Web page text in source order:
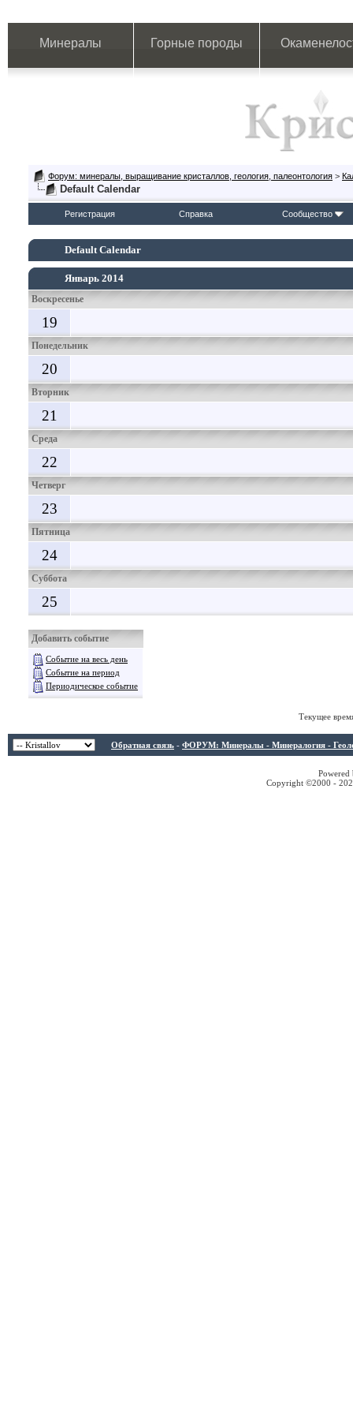
Минералы Горные породы
Форум: минералы, выращивание кристаллов, геология, палеонтология >
Default Calendar
Регистрация Справка Сообщество
Default Calendar
Январь 2014
Воскресенье
19
Понедельник
20
Вторник
21
Среда
22
Четверг
23
Пятница
24
Суббота
25
Добавить событие
Событие на весь день
Событие на период
Периодическое событие
Текущее
Обратная связь - ФОРУМ: Минералы - Минералогия -
Copyright ©2000 -